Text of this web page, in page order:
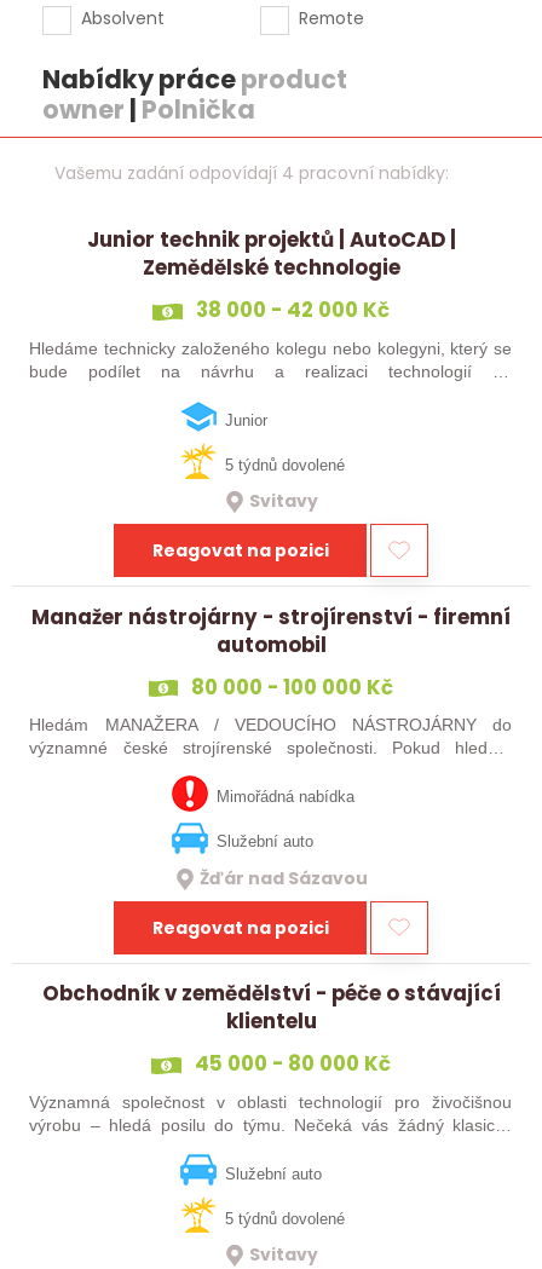
Absolvent
Remote
Nabídky práceproduct
owner | Polnička
Vašemu zadání odpovídají 4 pracovní nabídky:
Junior technik projektů | AutoCAD |
Zemědělské technologie
38 000 - 42 000 Kč
Hledáme technicky založeného kolegu nebo kolegyni, který se
bude podílet na návrhu a realizaci technologií do
projekty, orientujete se ve…Junior
5 týdnů dovolené
Svitavy
Reagovat na pozici
Manažer nástrojárny - strojírenství - firemní
automobil
80 000 - 100 000 Kč
Hledám MANAŽERA / VEDOUCÍHO NÁSTROJÁRNY do
významné české strojírenské společnosti. Pokud hledáte
jste silný v komunikaci a máte zkušenosti…
Mimořádná nabídka
Služební auto
Žďár nad Sázavou
Reagovat na pozici
Obchodník v zemědělství - péče o stávající
klientelu
45 000 - 80 000 Kč
Významná společnost v oblasti technologií pro živočišnou
výrobu – hledá posilu do týmu. Nečeká vás žádný klasický
Služební auto
5 týdnů dovolené
Svitavy